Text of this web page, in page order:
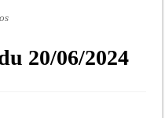
20/06/2024